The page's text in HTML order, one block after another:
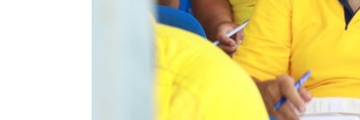
การบริการแบบเบ็ดเสร็จ (One Stop Service)
สรุปผลการปฏิบัติงานประจำเดือน GPS